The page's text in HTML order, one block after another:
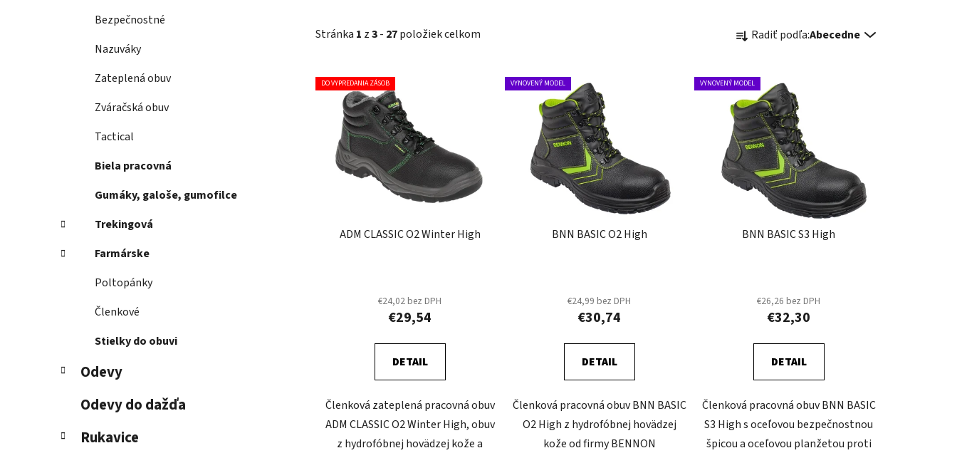
Bezpečnostné
Nazuváky
Zateplená obuv
Zváračská obuv
Tactical
Biela pracovná
Gumáky, galoše, gumofilce
Trekingová
Farmárske
Poltopánky
Členkové
Stielky do obuvi
Odevy
Odevy do dažďa
Rukavice
Stránka 1 z3- 27položiek celkom
a
e
n
i
e
p
r
o
u
Radiť podľa:Abecedne
V
ý
DO VYPREDANIA ZÁSOB
ADM CLASSIC O2 Winter High
€24,02 bez DPH
€29,54
DETAIL
Členková zateplená pracovná obuv
ADM CLASSIC O2 Winter High, obuv
z hydrofóbnej hovädzej kože a
VYNOVENÝ MODEL
BNN BASIC O2 High
€24,99 bez DPH
€30,74
DETAIL
Členková pracovná obuv BNN BASIC
O2 High z hydrofóbnej hovädzej
kože od firmy BENNON
VYNOVENÝ MODEL
BNN BASIC S3 High
€26,26 bez DPH
€32,30
DETAIL
Členková pracovná obuv BNN BASIC
S3 High s oceľovou bezpečnostnou
špicou a oceľovou planžetou proti